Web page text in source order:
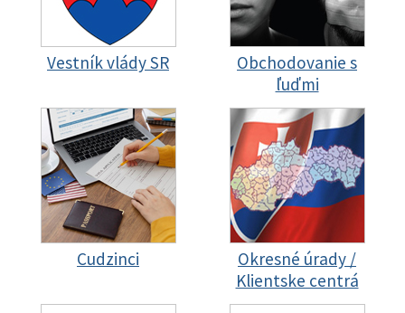
Vestník vlády SR
Obchodovanie s
ľuďmi
Cudzinci
Okresné úrady /
Klientske centrá